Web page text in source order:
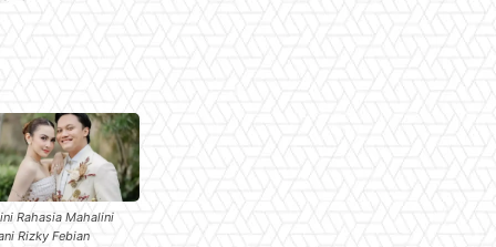
Rahasia Mahalini
Rizky Febian